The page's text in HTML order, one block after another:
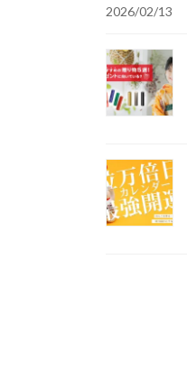
2026/02/13